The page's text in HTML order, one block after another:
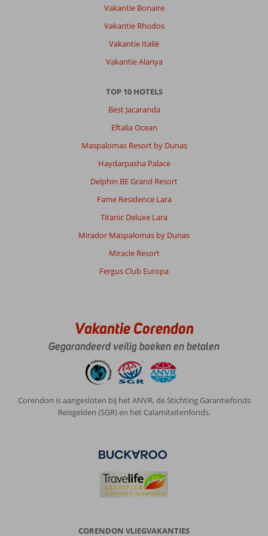
Vakantie Bonaire
Vakantie Rhodos
Vakantie Italië
Vakantie Alanya
TOP 10 HOTELS
Best Jacaranda
Eftalia Ocean
Maspalomas Resort by Dunas
Haydarpasha Palace
Delphin BE Grand Resort
Fame Residence Lara
Titanic Deluxe Lara
Mirador Maspalomas by Dunas
Miracle Resort
Fergus Club Europa
Vakantie Corendon
Gegarandeerd veilig boeken en betalen
Corendon is aangesloten bij het ANVR, de Stichting Garantiefonds
Reisgelden (SGR) en het Calamiteitenfonds.
CORENDON VLIEGVAKANTIES